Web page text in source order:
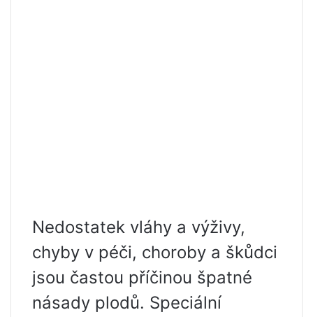
Nedostatek vláhy a výživy,
chyby v péči, choroby a škůdci
jsou častou příčinou špatné
násady plodů. Speciální